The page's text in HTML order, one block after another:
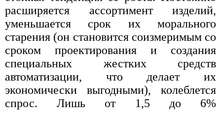
расширяется ассортимент изделий,
уменьшается срок их морального
старения (он становится соизмеримым со
сроком проектирования и создания
специальных жестких средств
автоматизации, что делает их
экономически выгодными), колеблется
спрос. Лишь от 1,5 до 6%